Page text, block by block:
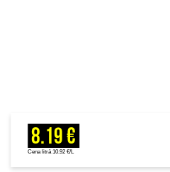
8.19 €
Cena litrā 10.92 €/L